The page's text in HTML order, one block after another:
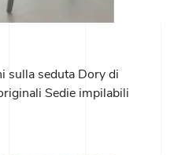
sulla seduta Dory di
Sedie impilabili